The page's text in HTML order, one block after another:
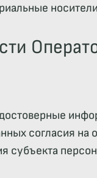
согласия
субъекта